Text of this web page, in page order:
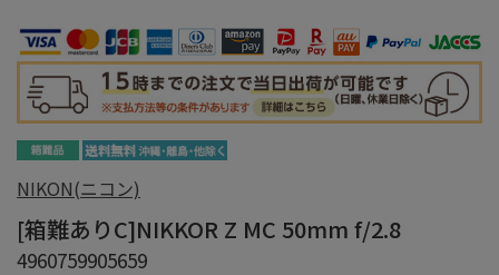
NIKON(ニコン)
[箱難ありC]NIKKOR Z MC 50mm f/2.8
4960759905659